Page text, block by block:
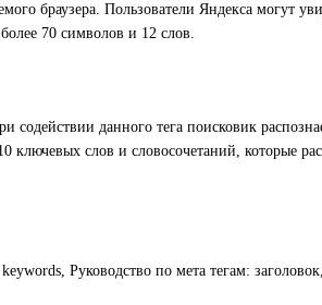
браузера. Пользователи Яндекса могут
70 символов и 12 слов.
данного тега поисковик
ключевых слов и словосочетаний, которые
Руководство по мета тегам: